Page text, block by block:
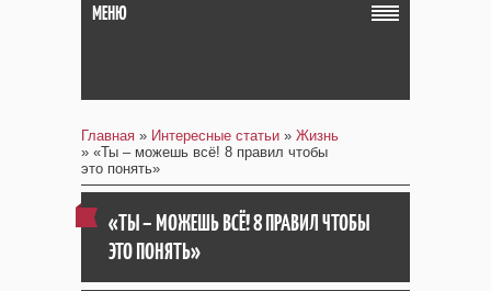
МЕНЮ
Главная » Интересные статьи » Жизнь
» «Ты – можешь всё! 8 правил чтобы
это понять»
«ТЫ – МОЖЕШЬ ВСЁ! 8 ПРАВИЛ ЧТОБЫ
ЭТО ПОНЯТЬ»